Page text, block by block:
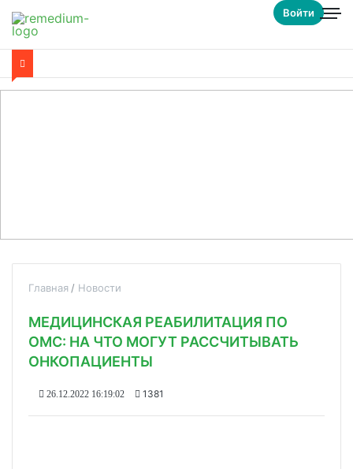
Войти
Главная Новости
МЕДИЦИНСКАЯ РЕАБИЛИТАЦИЯ ПО
ОМС: НА ЧТО МОГУТ РАССЧИТЫВАТЬ
ОНКОПАЦИЕНТЫ
26.12.2022 16:19:02 1381